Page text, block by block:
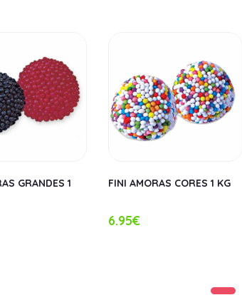
GRANDES 1
FINI AMORAS CORES 1 KG
6.95€